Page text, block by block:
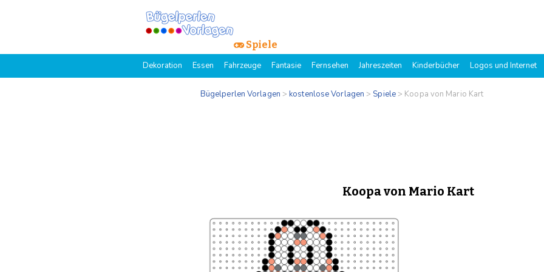
Spiele
Dekoration Essen Fahrzeuge Fantasie Fernsehen Jahreszeiten Kinderbücher Logos und Internet
Bügelperlen Vorlagen >kostenlose Vorlagen > Spiele> Koopa von Mario Kart
Koopa von Mario Kart